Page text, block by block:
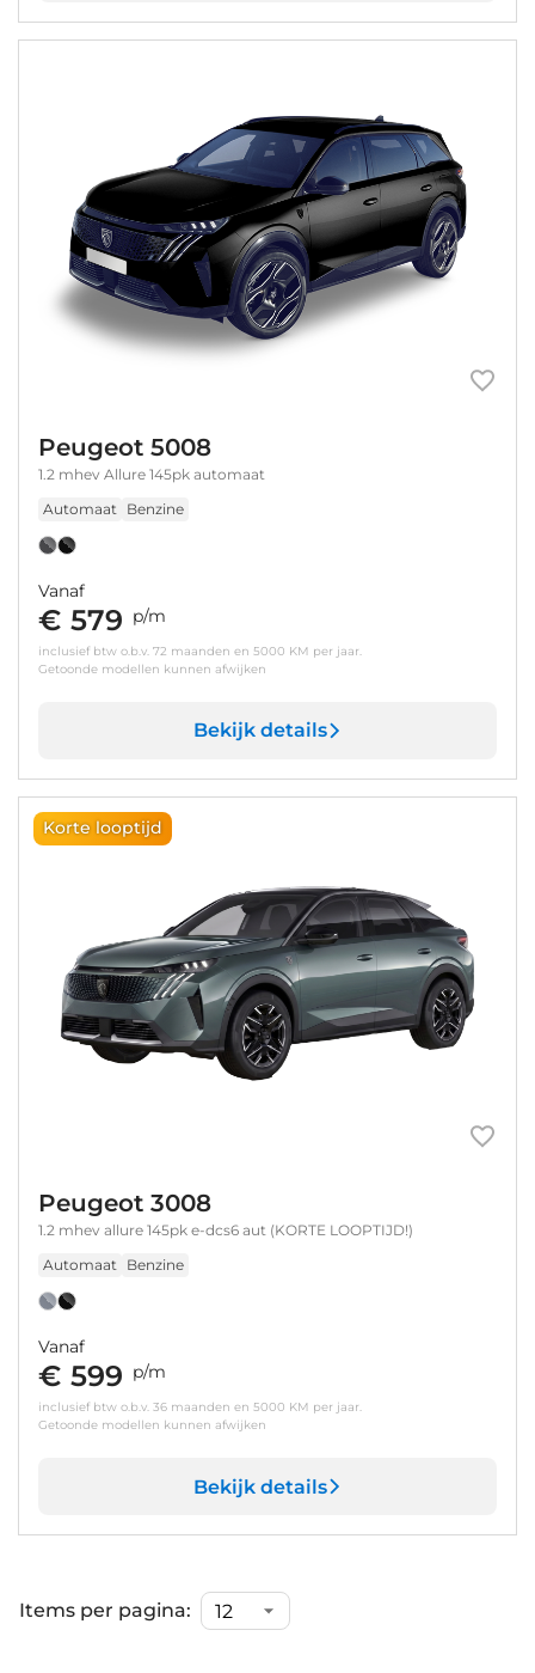
Peugeot 5008
1.2 mhev Allure 145pk automaat
Automaat
Benzine
Vanaf
€ 579 p/m
inclusief btw o.b.v. 72 maanden en 5000 KM per jaar.
Getoonde modellen kunnen afwijken
Bekijk details
Korte looptijd
Peugeot 3008
1.2 mhev allure 145pk e-dcs6 aut (KORTE LOOPTIJD!)
Automaat Benzine
Vanaf
€ 599 p/m
inclusief btw o.b.v. 36 maanden en 5000 KM per jaar.
Getoonde modellen kunnen afwijken
Bekijk details
Items per pagina: